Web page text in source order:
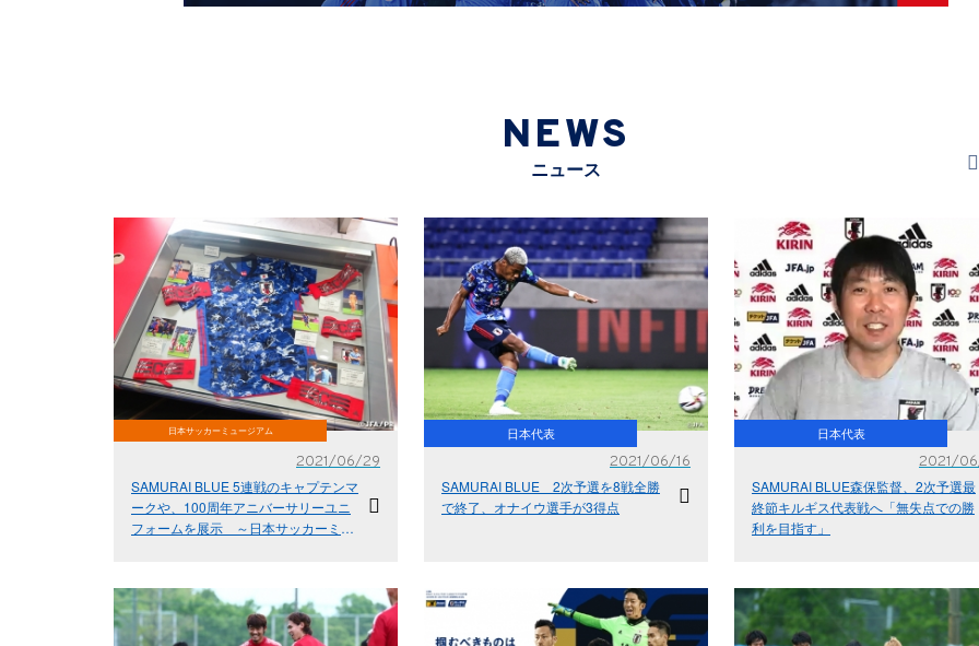
NEWS
ニュース
日本サッカーミュージアム
2021/06/29
SAMURAI BLUE 5連戦のキャプテンマ
ークや、100周年アニバーサリーユニ
フォームを展示 ～日本サッカーミュ
日本代表
2021/06/16
SAMURAI BLUE 2次予選を8戦全勝
で終了、オナイウ選手が3得点
日本代表
2021/
SAMURAI BLUE森保監督、2次予選最
終節キルギス代表戦へ「無失点での勝
利を目指す」